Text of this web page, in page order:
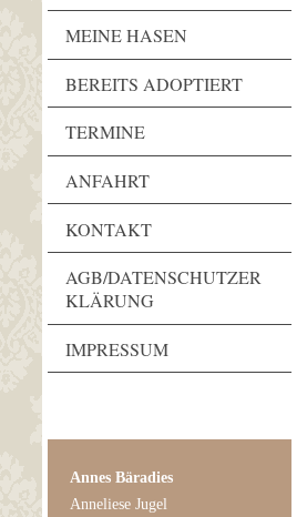
MEINE HASEN
BEREITS ADOPTIERT
TERMINE
ANFAHRT
KONTAKT
AGB/DATENSCHUTZER
KLÄRUNG
IMPRESSUM
Annes Bäradies
Anneliese Jugel